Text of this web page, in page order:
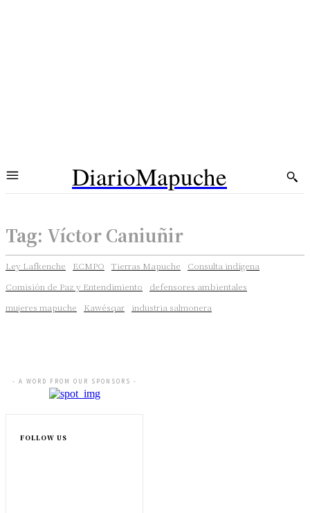
DiarioMapuche
Tag: Víctor Caniuñir
Ley Lafkenche ECMPO Tierras Mapuche
Consulta indígena
Comisión de Paz y Entendimiento
defensores ambientales
mujeres mapuche
Kawésqar industria salmonera
- A WORD FROM OUR SPONSORS -
FOLLOW US